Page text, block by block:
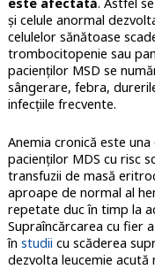
și celule anormal
celulelor sănătoase
trombocitopenie sau
pacienților MSD se
sângerare, febra,
infecțiile frecvente.
Anemia cronică este
pacienților MDS cu risc
transfuzii de masă
aproape de normal al
repetate duc în timp la
Supraîncărcarea cu fier
în studii cu scăderea
dezvolta leucemie acută